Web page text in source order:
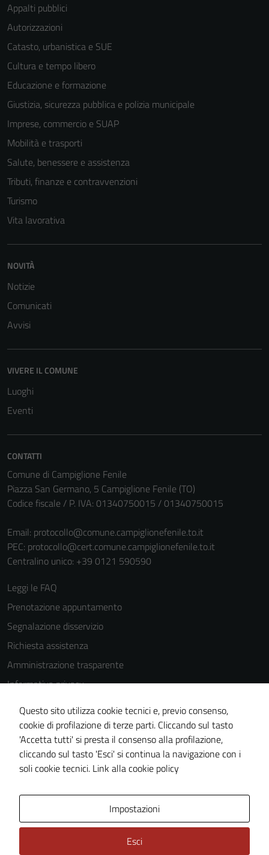
Appalti pubblici
Autorizzazioni
Catasto, urbanistica e SUE
Cultura e tempo libero
Educazione e formazione
Giustizia, sicurezza pubblica e polizia municipale
Imprese, commercio e SUAP
Mobilità e trasporti
Salute, benessere e assistenza
Tributi, finanze e contravvenzioni
Turismo
Vita lavorativa
NOVITÀ
Notizie
Comunicati
Avvisi
VIVERE IL COMUNE
Luoghi
Eventi
CONTATTI
Comune di Campiglione Fenile
Piazza San Germano, 5 Campiglione Fenile (TO)
Codice fiscale / P. IVA: 01340750015 / 01340750015
Email: protocollo@comune.campiglionefenile.to.it
PEC: protocollo@cert.comune.campiglionefenile.to.it
Centralino unico: +39 0121 590590
Leggi le FAQ
Prenotazione appuntamento
Segnalazione disservizio
Richiesta assistenza
Amministrazione trasparente
Informativa privacy
Cookie Policy
Note legali
Dichiarazione di accessibilità
Piano di miglioramento del sito
Questo sito utilizza cookie tecnici e, previo consenso,
cookie di profilazione di terze parti. Cliccando sul tasto
'Accetta tutti' si presta il consenso alla profilazione,
cliccando sul tasto 'Esci' si continua la navigazione con i
soli cookie tecnici. Link alla cookie policy
Impostazioni
Esci